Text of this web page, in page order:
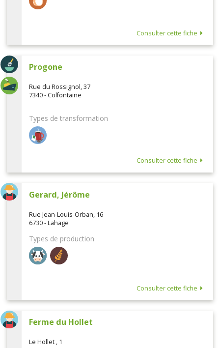
Consulter cette fiche
Progone
Rue du Rossignol, 37
7340 - Colfontaine
Types de transformation
Consulter cette fiche
Gerard, Jérôme
Rue Jean-Louis-Orban, 16
6730 - Lahage
Types de production
Consulter cette fiche
Ferme du Hollet
Le Hollet , 1